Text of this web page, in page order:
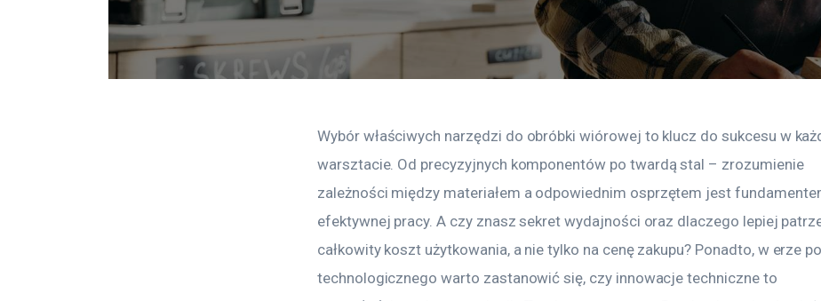
Wybór właściwych narzędzi do obróbki wiórowej to klucz do sukcesu w
warsztacie. Od precyzyjnych komponentów po twardą stal – zrozumienie
zależności między materiałem a odpowiednim osprzętem jest
efektywnej pracy. A czy znasz sekret wydajności oraz dlaczego lepiej
całkowity koszt użytkowania, a nie tylko na cenę zakupu? Ponadto, w erze
technologicznego warto zastanowić się, czy innowacje techniczne to